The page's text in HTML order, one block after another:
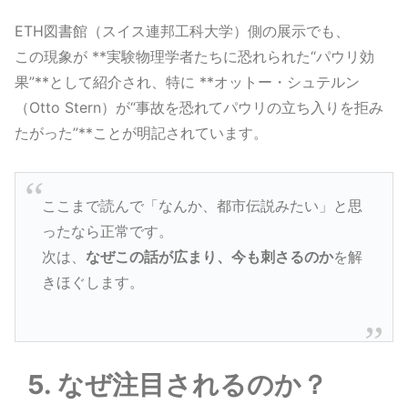
ETH図書館（スイス連邦工科大学）側の展示でも、
この現象が **実験物理学者たちに恐れられた“パウリ効
果”**として紹介され、特に **オットー・シュテルン
（Otto Stern）が“事故を恐れてパウリの立ち入りを拒み
たがった”**ことが明記されています。
ここまで読んで「なんか、都市伝説みたい」と思
ったなら正常です。
次は、 なぜこの話が広まり、今も刺さるのかを解
きほぐします。
5. なぜ注目されるのか？